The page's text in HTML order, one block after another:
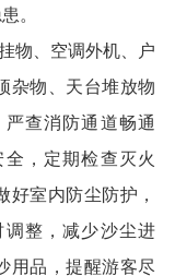
。
物、空调外机、户
杂物、天台堆放物
查消防通道畅通
，定期检查灭火
室内防尘防护，
整，减少沙尘进
用品，提醒游客尽